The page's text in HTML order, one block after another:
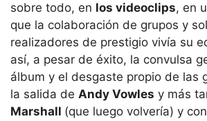
sobre todo, en los videoclips, en
que la colaboración de grupos y
realizadores de prestigio vivía su
así, a pesar de éxito, la convulsa
álbum y el desgaste propio de las
la salida de Andy Vowles y más
Marshall (que luego volvería) y